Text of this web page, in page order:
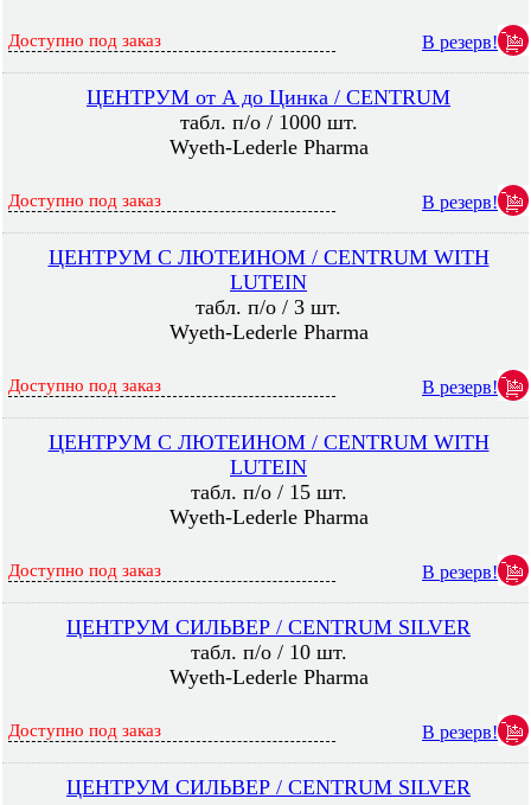
Доступно под заказ В резерв!
ЦЕНТРУМ от A до Цинка / CENTRUM
табл. п/о / 1000 шт.
Wyeth-Lederle Pharma
Доступно под заказ В резерв!
ЦЕНТРУМ С ЛЮТЕИНОМ / CENTRUM WITH
LUTEIN
табл. п/о / 3 шт.
Wyeth-Lederle Pharma
Доступно под заказ В резерв!
ЦЕНТРУМ С ЛЮТЕИНОМ / CENTRUM WITH
LUTEIN
табл. п/о / 15 шт.
Wyeth-Lederle Pharma
Доступно под заказ В резерв!
ЦЕНТРУМ СИЛЬВЕР / CENTRUM SILVER
табл. п/о / 10 шт.
Wyeth-Lederle Pharma
Доступно под заказ В резерв!
ЦЕНТРУМ СИЛЬВЕР / CENTRUM SILVER